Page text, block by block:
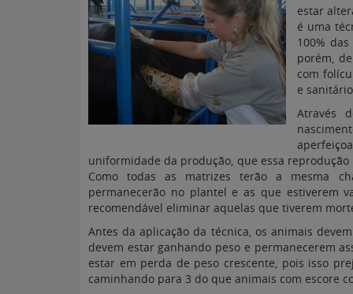
estar
é uma
100%
porém,
com
e
Através
uniformidade da produção, que essa
Como todas as matrizes terão a mesma
permanecerão no plantel e as que estiverem
recomendável eliminar aquelas que tiverem
Antes da aplicação da técnica, os animais
devem estar ganhando peso e permanecerem
estar em perda de peso crescente, pois isso
caminhando para 3 do que animais com escore